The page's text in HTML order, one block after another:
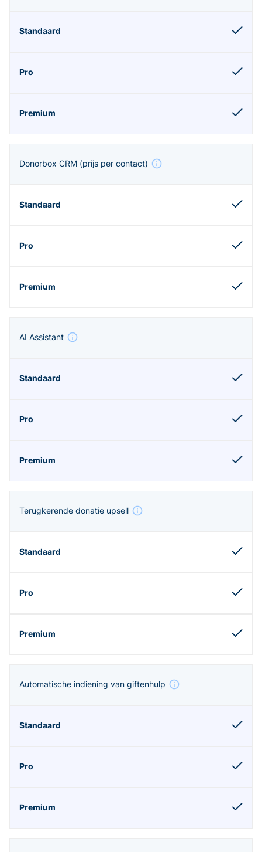
Donorbox CRM (prijs per contact)
AI Assistant
Terugkerende donatie upsell
Automatische indiening van giftenhulp